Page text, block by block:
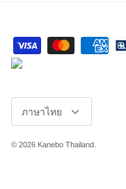
ภาษา
ภาษาไทย
© 2026 Kanebo Thailand.